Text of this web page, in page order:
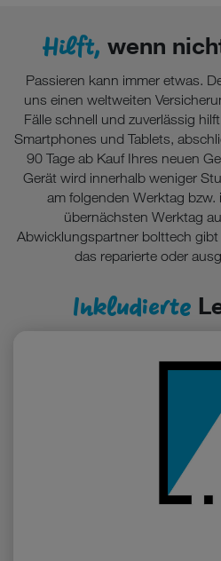
Hilft, wenn
Passieren kann immer etwas.
uns einen weltweiten
Fälle schnell und zuverlässig
Smartphones und Tablets,
90 Tage ab Kauf Ihres neuen
Gerät wird innerhalb weniger
am folgenden Werktag bzw.
übernächsten Werktag
Abwicklungspartner bolttech
das reparierte oder
Inkludierte